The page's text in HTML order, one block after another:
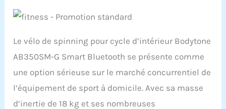
Le vélo de spinning pour cycle d’intérieur Bodytone
AB350SM-G Smart Bluetooth se présente comme
une option sérieuse sur le marché concurrentiel de
l’équipement de sport à domicile. Avec sa masse
d’inertie de 18 kg et ses nombreuses